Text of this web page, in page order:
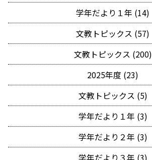
学年だより１年 (14)
文教トピックス (57)
文教トピックス (200)
2025年度 (23)
文教トピックス (5)
学年だより１年 (3)
学年だより２年 (3)